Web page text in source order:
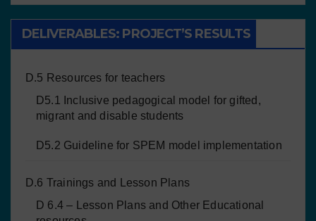
DELIVERABLES: PROJECT’S RESULTS
D.5 Resources for teachers
D5.1 Inclusive pedagogical model for gifted,
migrant and disable students
D5.2 Guideline for SPEM model implementation
D.6 Trainings and Lesson Plans
D 6.4 – Lesson Plans and Other Educational